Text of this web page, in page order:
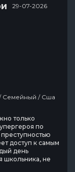
29-07-2026
Семейный / Сша
только
по
доступ к самым
день
школьника, не